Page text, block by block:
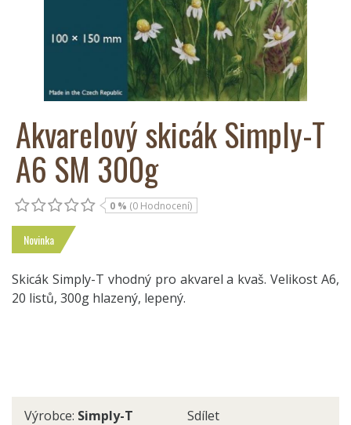
Akvarelový skicák Simply-T
A6 SM 300g
0 % (0 Hodnocení)
Novinka
Skicák Simply-T vhodný pro akvarel a kvaš. Velikost A6,
20 listů, 300g hlazený, lepený.
Výrobce: Simply-T
Sdílet